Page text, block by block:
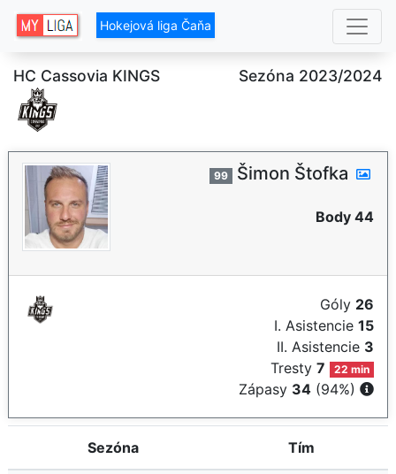
Hokejová liga Čaňa
HC Cassovia KINGS Sezóna 2023/2024
99 Šimon Štofka
Body 44
Góly 26
I. Asistencie 15
II. Asistencie 3
Tresty7 22 min
Zápasy 34 (94%)
Sezóna Tím